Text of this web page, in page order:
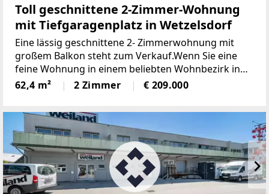
Toll geschnittene 2-Zimmer-Wohnung
mit Tiefgaragenplatz in Wetzelsdorf
Eine lässig geschnittene 2- Zimmerwohnung mit
großem Balkon steht zum Verkauf.Wenn Sie eine
feine Wohnung in einem beliebten Wohnbezirk in
Graz suchen, dann ist diese Immobilie bestimmt das
Richtige für Sie!Überzeugen Sie sich und genießen
62,4 m² 2 Zimmer € 209.000